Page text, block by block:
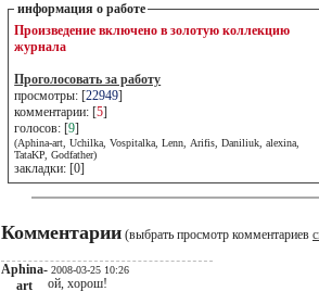
информация о работе
Произведение включено в золотую коллекцию
журнала
Проголосовать за работу
просмотры: [22949]
комментарии: [5]
голосов: [9]
(Aphina-art, Uchilka, Vospitalka, Lenn, Arifis, Daniliuk, alexina,
TataKP, Godfather)
закладки: [0]
Комментарии (выбрать просмотр комментариев
Aphina-
art
2008-03-25 10:26
ой, хорош!